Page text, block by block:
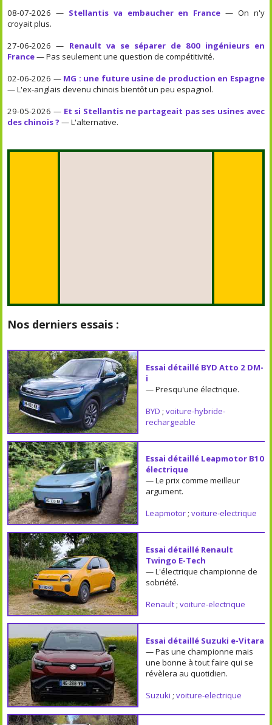
08-07-2026 — Stellantis va embaucher en France — On n'y
croyait plus.
27-06-2026 — Renault va se séparer de 800 ingénieurs en
France— Pas seulement une question de compétitivité.
02-06-2026 — MG : une future usine de production en Espagne
— L'ex-anglais devenu chinois bientôt un peu espagnol.
29-05-2026 — Et si Stellantis ne partageait pas ses usines avec
des chinois ? — L'alternative.
Nos derniers essais :
Essai détaillé BYD Atto 2 DM-
i
— Presqu'une électrique.
BYD ; voiture-hybride-
rechargeable
Essai détaillé Leapmotor B10
électrique
— Le prix comme meilleur
argument.
Leapmotor; voiture-electrique
Essai détaillé Renault
Twingo E-Tech
— L'électrique championne de
sobriété.
Renault; voiture-electrique
Essai détaillé Suzuki e-Vitara
— Pas une championne mais
une bonne à tout faire qui se
révèlera au quotidien.
Suzuki ; voiture-electrique